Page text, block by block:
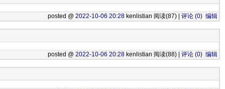
posted @ 2022-10-06 20:28 kenlistian 阅读(87) | 评论 (0) 编辑
posted @ 2022-10-06 20:28 kenlistian 阅读(88) | 评论 (0) 编辑